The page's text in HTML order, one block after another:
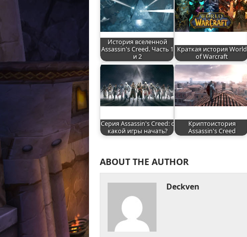
История вселенной
Assassin's Creed. Часть 1
и 2
Краткая история World
of Warcraft
Серия Assassin's Creed: с
какой игры начать?
Криптоистория
Assassin's Creed
ABOUT THE AUTHOR
Deckven